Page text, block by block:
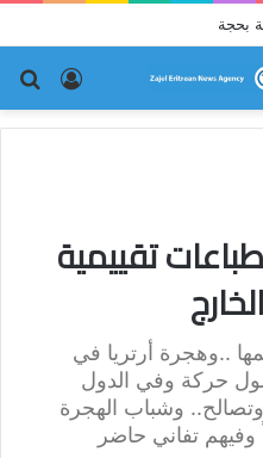
بحجة
تسجيل
الدخول
تقييمية
..وهجرة أرتريا في
حركة وفي الدول
وشباب الهجرة
وفيهم تفاني حاضر